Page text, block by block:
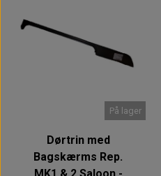
På lager
Dørtrin med
Bagskærms Rep.